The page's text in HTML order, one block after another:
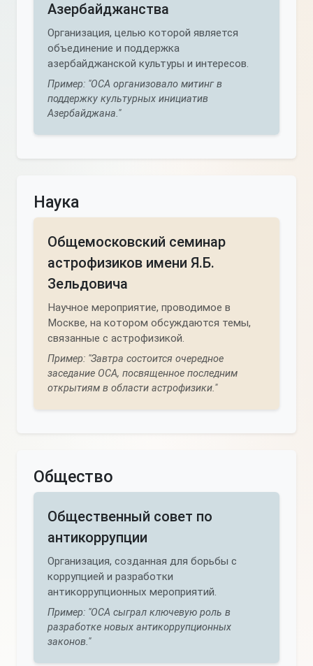
Азербайджанства
Организация, целью которой является
объединение и поддержка
азербайджанской культуры и интересов.
Пример: "ОСА организовало митинг в
поддержку культурных инициатив
Азербайджана."
Наука
Общемосковский семинар
астрофизиков имени Я.Б.
Зельдовича
Научное мероприятие, проводимое в
Москве, на котором обсуждаются темы,
связанные с астрофизикой.
Пример: "Завтра состоится очередное
заседание ОСА, посвященное последним
открытиям в области астрофизики."
Общество
Общественный совет по
антикоррупции
Организация, созданная для борьбы с
коррупцией и разработки
антикоррупционных мероприятий.
Пример: "ОСА сыграл ключевую роль в
разработке новых антикоррупционных
законов."